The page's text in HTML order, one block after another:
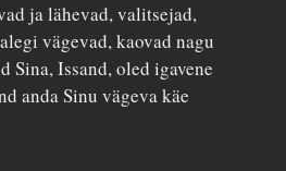
ja lähevad, valitsejad,
vägevad, kaovad nagu
Issand, oled igavene
anda Sinu vägeva käe